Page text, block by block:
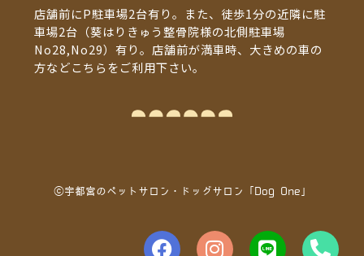
店舗前にP駐車場2台有り。また、徒歩1分の近隣に駐
車場2台（葵はりきゅう整骨院様の北側駐車場
No28,No29）有り。店舗前が満車時、大きめの車の
方などこちらをご利用下さい。
ⓒ宇都宮のペットサロン・ドッグサロン「Dog One」